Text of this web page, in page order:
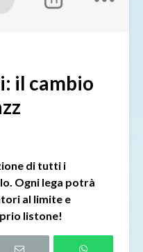
il cambio
di tutti i
Ogni lega potrà
al limite e
listone!